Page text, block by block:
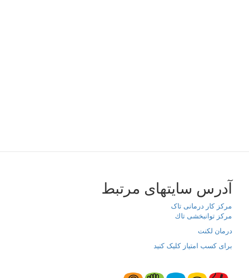
آدرس سایتهای مرتبط
مرکز کار درمانی تاک
مرکز توانبخشی تاك
درمان لکنت
برای کسب امتیاز کلیک کنید